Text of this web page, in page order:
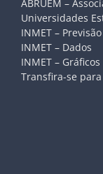
ABRUEM –
Universidades
INMET –
INMET – Dados
INMET – Gráficos
Transfira-se para